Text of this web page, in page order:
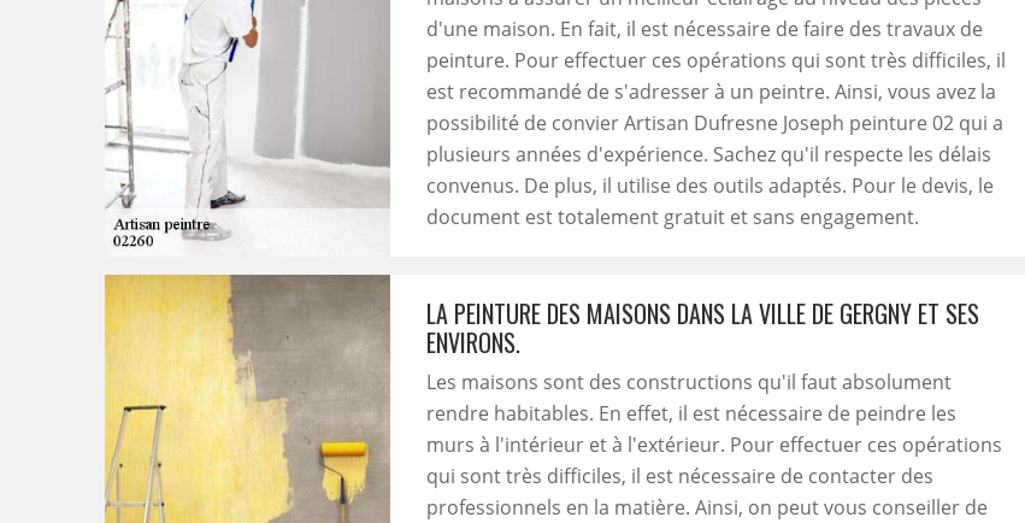
d'une maison. En fait, il est nécessaire de faire des travaux de
peinture. Pour effectuer ces opérations qui sont très difficiles, il
est recommandé de s'adresser à un peintre. Ainsi, vous avez la
possibilité de convier Artisan Dufresne Joseph peinture 02 qui a
plusieurs années d'expérience. Sachez qu'il respecte les délais
convenus. De plus, il utilise des outils adaptés. Pour le devis, le
document est totalement gratuit et sans engagement.
LA PEINTURE DES MAISONS DANS LA VILLE DE GERGNY ET SES
ENVIRONS.
Les maisons sont des constructions qu'il faut absolument
rendre habitables. En effet, il est nécessaire de peindre les
murs à l'intérieur et à l'extérieur. Pour effectuer ces opérations
qui sont très difficiles, il est nécessaire de contacter des
professionnels en la matière. Ainsi, on peut vous conseiller de